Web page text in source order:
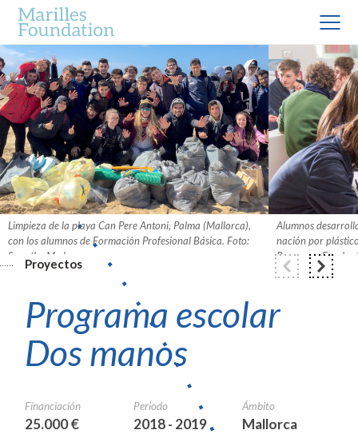
Limpieza de la playa Can Pere Antoni, Palma (Mallorca),
con los alumnos de Formación Profesional Básica. Foto:
Save the Med.
Alumnos
nación por
Programa
Save the Med.
Proyectos
Programa escolar
Dos manos
Financiación
25.000 €
Periodo
2018 - 2019
Ámbito
Mallorca